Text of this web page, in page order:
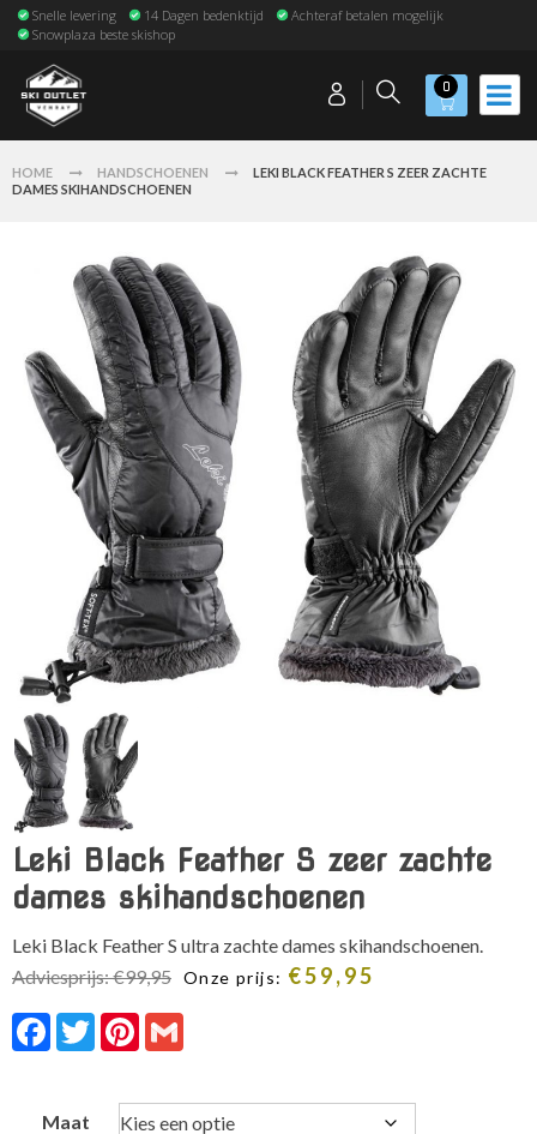
Snelle levering 14 Dagen bedenktijd
Achteraf betalen mogelijk
Snowplaza beste skishop
0
HOME HANDSCHOENEN
LEKI BLACK FEATHER S ZEER ZACHTE
DAMES SKIHANDSCHOENEN
Leki Black Feather S zeer zachte
dames skihandschoenen
Leki Black Feather S ultra zachte dames skihandschoenen.
Adviesprijs:€99,95 Onze prijs: €59,95
Facebook
TwitterPinterest
Maat